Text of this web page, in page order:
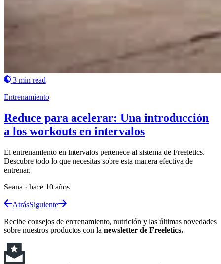
3 min read
Entrenamiento
Reduce para acelerar: Una introducción
a los workouts en intervalos
El entrenamiento en intervalos pertenece al sistema de Freeletics.
Descubre todo lo que necesitas sobre esta manera efectiva de
entrenar.
Seana · hace 10 años
AtrásSiguiente
Recibe consejos de entrenamiento, nutrición y las últimas novedades
sobre nuestros productos con la newsletter de Freeletics.